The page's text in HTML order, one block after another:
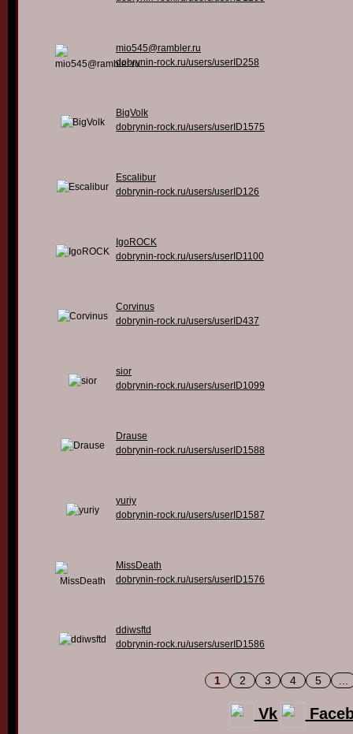
mio545@rambler.ru
dobrynin-rock.ru/users/userID258
BigVolk
dobrynin-rock.ru/users/userID1575
Escalibur
dobrynin-rock.ru/users/userID126
IgoROCK
dobrynin-rock.ru/users/userID1100
Corvinus
dobrynin-rock.ru/users/userID437
sior
dobrynin-rock.ru/users/userID1099
Drause
dobrynin-rock.ru/users/userID1588
yuriy
dobrynin-rock.ru/users/userID1587
MissDeath
dobrynin-rock.ru/users/userID1576
ddiwsftd
dobrynin-rock.ru/users/userID1586
1 2 3 4 5
Vk